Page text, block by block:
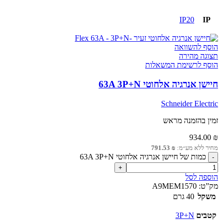
IP
IP20
הוסף להשוואה
תצוגה מהירה
הוסף לרשימת המשאלות
חיישן אנרגיה אלחוטי 63A 3P+N
Schneider Electric
זמין בהזמנה מראש
934.00 ₪
מחיר ללא מע״מ: 791.53 ₪
כמות של חיישן אנרגיה אלחוטי 63A 3P+N
הוספה לסל
מק”ט: A9MEM1570
משקל 40 גרם
קטבים 3P+N